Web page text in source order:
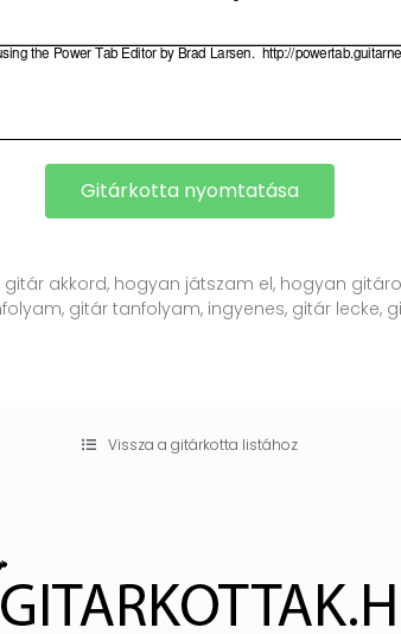
Gitárkotta nyomtatása
akkord, hogyan játszam el, hogyan
gitár tanfolyam, ingyenes, gitár lecke,
Vissza a gitárkotta listához